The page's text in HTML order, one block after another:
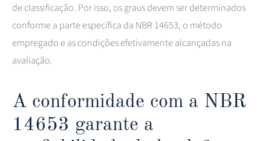
de classificação. Por isso, os graus devem ser determinados
conforme a parte específica da NBR 14653, o método
empregado e as condições efetivamente alcançadas na
avaliação.
A conformidade com a NBR
14653 garante a